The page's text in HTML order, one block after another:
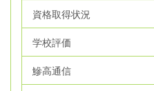
資格取得状況
学校評価
鰺高通信